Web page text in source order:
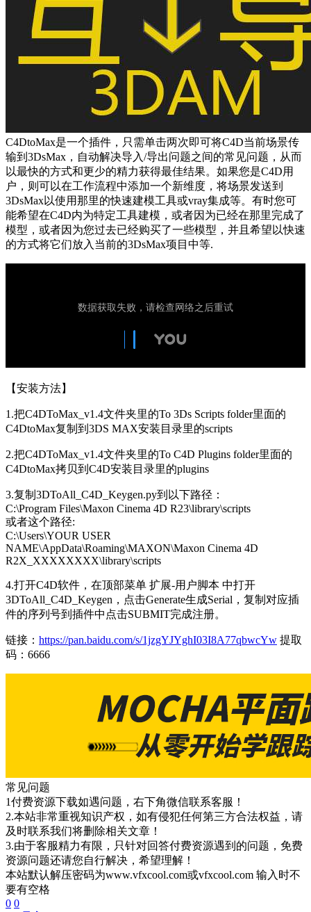
C4DtoMax是一个插件，只需单击两次即可将C4D当前场景传
输到3DsMax，自动解决导入/导出问题之间的常见问题，从而
以最快的方式和更少的精力获得最佳结果。如果您是C4D用
户，则可以在工作流程中添加一个新维度，将场景发送到
3DsMax以使用那里的快速建模工具或vray集成等。有时您可
能希望在C4D内为特定工具建模，或者因为已经在那里完成了
模型，或者因为您过去已经购买了一些模型，并且希望以快速
的方式将它们放入当前的3DsMax项目中等.
【安装方法】
1.把C4DToMax_v1.4文件夹里的To 3Ds Scripts folder里面的
C4DtoMax复制到3DS MAX安装目录里的scripts
2.把C4DToMax_v1.4文件夹里的To C4D Plugins folder里面的
C4DtoMax拷贝到C4D安装目录里的plugins
3.复制3DToAll_C4D_Keygen.py到以下路径：
C:\Program Files\Maxon Cinema 4D R23\library\scripts
或者这个路径:
C:\Users\YOUR USER
NAME\AppData\Roaming\MAXON\Maxon Cinema 4D
R2X_XXXXXXXX\library\scripts
4.打开C4D软件，在顶部菜单 扩展-用户脚本 中打开
3DToAll_C4D_Keygen，点击Generate生成Serial，复制对应插
件的序列号到插件中点击SUBMIT完成注册。
链接： https://pan.baidu.com/s/1jzgYJYghI03I8A77qbwcYw 提取
码：6666
常见问题
1付费资源下载如遇问题，右下角微信联系客服！
2.本站非常重视知识产权，如有侵犯任何第三方合法权益，请
及时联系我们将删除相关文章！
3.由于客服精力有限，只针对回答付费资源遇到的问题，免费
资源问题还请您自行解决，希望理解！
本站默认解压密码为www.vfxcool.com或vfxcool.com 输入时不
要有空格
0 0